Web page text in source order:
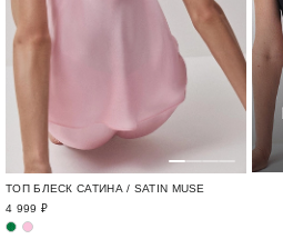
ТОП БЛЕСК САТИНА / SATIN MUSE
4 999 ₽